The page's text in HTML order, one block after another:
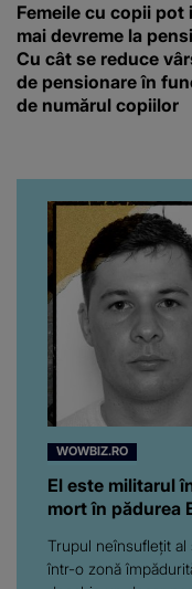
Femeile cu copii pot
mai devreme la
Cu cât se reduce
de pensionare în
de numărul copiilor
WOWBIZ.RO
El este militarul
mort în pădurea
Trupul neînsuflețit al
într-o zonă